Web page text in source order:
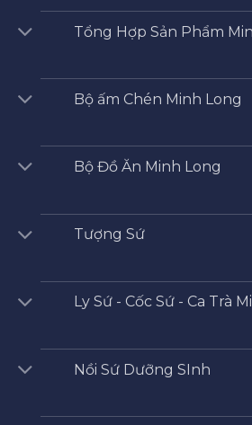
Tổng Hợp Sản Phẩm
Bộ ấm Chén Minh Long
Bộ Đồ Ăn Minh Long
Tượng Sứ
Ly Sứ - Cốc Sứ - Ca Trà
Nồi Sứ Dưỡng SInh